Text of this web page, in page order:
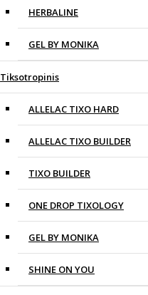
HERBALINE
GEL BY MONIKA
Tiksotropinis
ALLELAC TIXO HARD
ALLELAC TIXO BUILDER
TIXO BUILDER
ONE DROP TIXOLOGY
GEL BY MONIKA
SHINE ON YOU